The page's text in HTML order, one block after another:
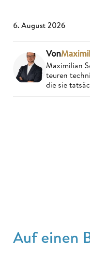
6. August 2026
Von
Maximilian
teuren
die sie
Auf einen